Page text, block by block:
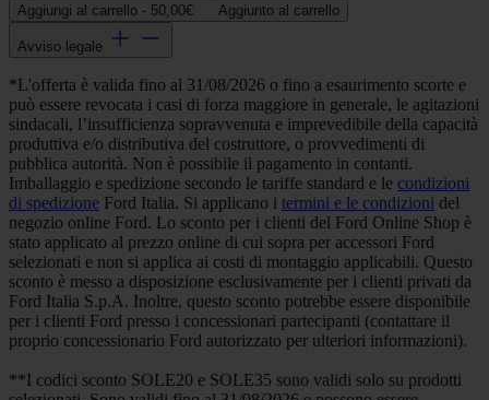
Aggiungi al carrello - 50,00€ Aggiunto al carrello
Avviso legale
*L'offerta è valida fino al 31/08/2026 o fino a esaurimento scorte e
può essere revocata i casi di forza maggiore in generale, le agitazioni
sindacali, l’insufficienza sopravvenuta e imprevedibile della capacità
produttiva e/o distributiva del costruttore, o provvedimenti di
pubblica autorità. Non è possibile il pagamento in contanti.
Imballaggio e spedizione secondo le tariffe standard e le condizioni
di spedizione Ford Italia. Si applicano i termini e le condizioni del
negozio online Ford. Lo sconto per i clienti del Ford Online Shop è
stato applicato al prezzo online di cui sopra per accessori Ford
selezionati e non si applica ai costi di montaggio applicabili. Questo
sconto è messo a disposizione esclusivamente per i clienti privati da
Ford Italia S.p.A. Inoltre, questo sconto potrebbe essere disponibile
per i clienti Ford presso i concessionari partecipanti (contattare il
proprio concessionario Ford autorizzato per ulteriori informazioni).
**I codici sconto SOLE20 e SOLE35 sono validi solo su prodotti